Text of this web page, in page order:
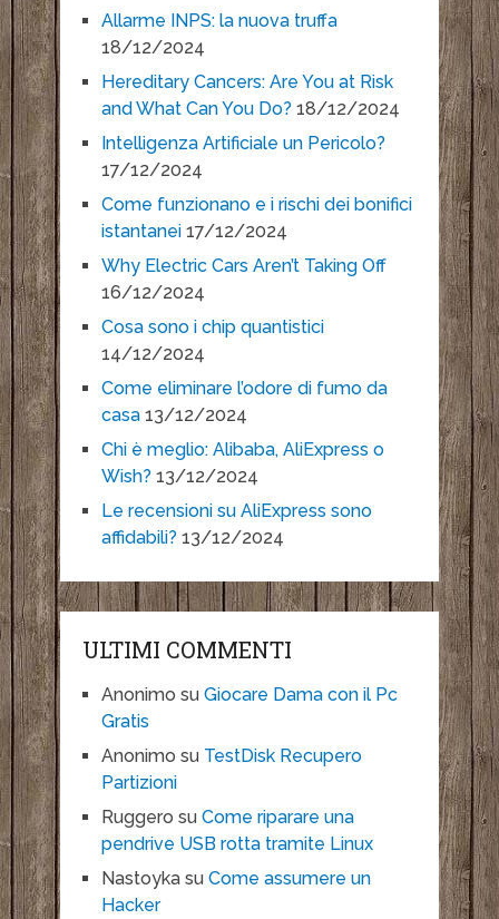
Allarme INPS: la nuova truffa
18/12/2024
Hereditary Cancers: Are You at Risk
and What Can You Do? 18/12/2024
Intelligenza Artificiale un Pericolo?
17/12/2024
Come funzionano e i rischi dei bonifici
istantanei 17/12/2024
Why Electric Cars Aren’t Taking Off
16/12/2024
Cosa sono i chip quantistici
14/12/2024
Come eliminare l’odore di fumo da
casa 13/12/2024
Chi è meglio: Alibaba, AliExpress o
Wish? 13/12/2024
Le recensioni su AliExpress sono
affidabili? 13/12/2024
ULTIMI COMMENTI
Anonimo su Giocare Dama con il Pc
Gratis
Anonimo su TestDisk Recupero
Partizioni
Ruggero su Come riparare una
pendrive USB rotta tramite Linux
Nastoykasu Come assumere un
Hacker